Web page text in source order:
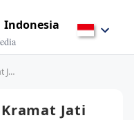
Indonesia
/ BRI KCP Pasar Induk Kramat Jati Layani Nasabah di Hari Libur Melalui Weekend Banking
Jati